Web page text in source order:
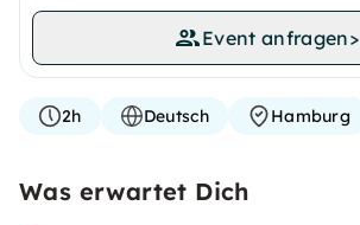
Event anfragen>
2h Deutsch Hamburg
Was erwartet Dich